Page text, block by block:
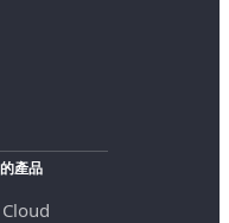
產品